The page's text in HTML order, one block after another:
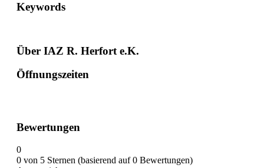
Keywords
Über IAZ R. Herfort e.K.
Öffnungszeiten
Bewertungen
0
0 von 5 Sternen (basierend auf 0 Bewertungen)